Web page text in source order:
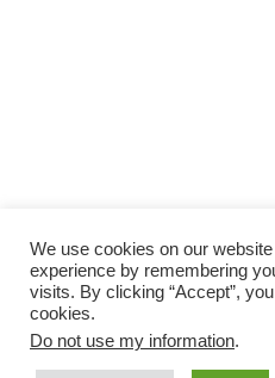
We use cookies on our
experience by remembering
visits. By clicking “Accept”,
cookies.
Do not use my information.